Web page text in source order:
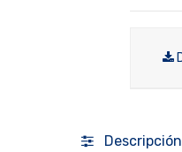
Descripción